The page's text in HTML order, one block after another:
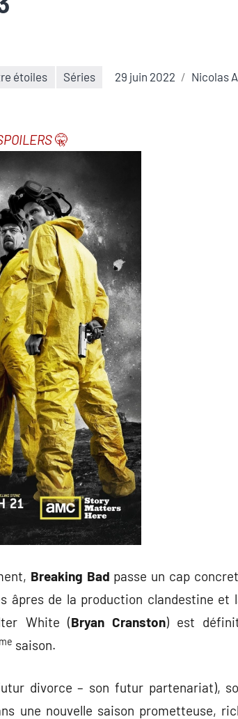
étoiles Séries 29 juin 2022
Nicolas
Breaking Bad passe un cap
âpres de la production clandestine et
White (Bryan Cranston) est
saison.
divorce – son futur partenariat),
une nouvelle saison prometteuse,